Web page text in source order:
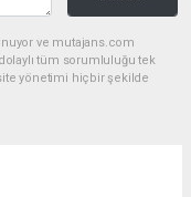
ve mutajans.com
tüm sorumluluğu tek
yönetimi hiçbir şekilde